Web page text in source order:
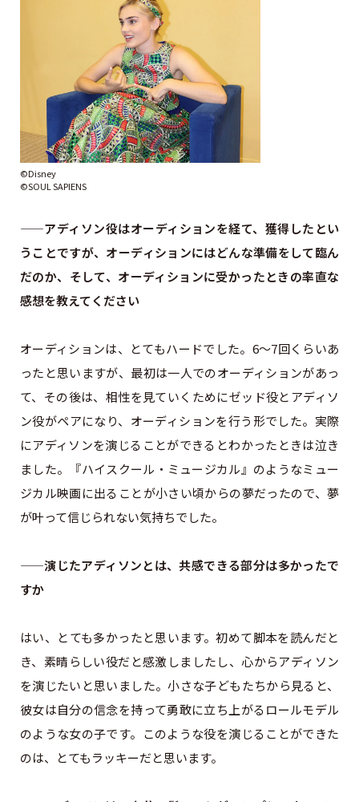
©Disney
©SOUL SAPIENS
——アディソン役はオーディションを経て、獲得したとい
うことですが、オーディションにはどんな準備をして臨ん
だのか、そして、オーディションに受かったときの率直な
感想を教えてください
オーディションは、とてもハードでした。6～7回くらいあ
ったと思いますが、最初は一人でのオーディションがあっ
て、その後は、相性を見ていくためにゼッド役とアディソ
ン役がペアになり、オーディションを行う形でした。実際
にアディソンを演じることができるとわかったときは泣き
ました。『ハイスクール・ミュージカル』のようなミュー
ジカル映画に出ることが小さい頃からの夢だったので、夢
が叶って信じられない気持ちでした。
——演じたアディソンとは、共感できる部分は多かったで
すか
はい、とても多かったと思います。初めて脚本を読んだと
き、素晴らしい役だと感激しましたし、心からアディソン
を演じたいと思いました。小さな子どもたちから見ると、
彼女は自分の信念を持って勇敢に立ち上がるロールモデル
のような女の子です。このような役を演じることができた
のは、とてもラッキーだと思います。